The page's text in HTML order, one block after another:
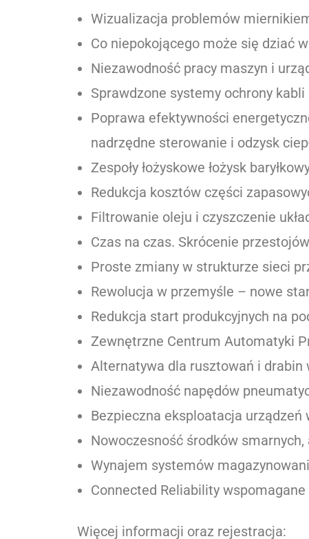
Wizualizacja problemów
Co niepokojącego może się dziać
Niezawodność pracy maszyn i
Sprawdzone systemy ochrony
Poprawa efektywności
nadrzędne sterowanie i odzysk
Zespoły łożyskowe łożysk
Redukcja kosztów części
Filtrowanie oleju i czyszczenie
Czas na czas. Skrócenie
Proste zmiany w strukturze sieci
Rewolucja w przemyśle – nowe
Redukcja start produkcyjnych na
Zewnętrzne Centrum Automatyki
Alternatywa dla rusztowań i drabin
Niezawodność napędów
Bezpieczna eksploatacja urządzeń
Nowoczesność środków
Wynajem systemów
Connected Reliability
Więcej informacji oraz rejestracja: